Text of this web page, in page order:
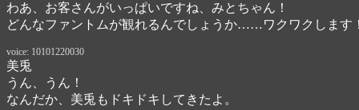
わあ、お客さんがいっぱいですね、みとちゃん！
どんなファントムが観れるんでしょうか……ワクワクします
voice: 10101220030
美兎
うん、うん！
なんだか、美兎もドキドキしてきたよ。